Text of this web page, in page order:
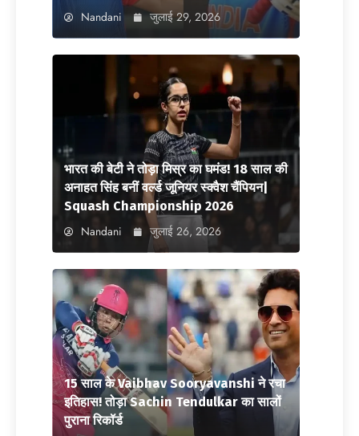
Nandani जुलाई 29, 2026
भारत की बेटी ने तोड़ा मिस्र का घमंड! 18 साल की
अनाहत सिंह बनीं वर्ल्ड जूनियर स्क्वैश चैंपियन|
Squash Championship 2026
Nandani जुलाई 26, 2026
15 साल के Vaibhav Sooryavanshi ने रचा
इतिहास! तोड़ा Sachin Tendulkar का सालों
पुराना रिकॉर्ड